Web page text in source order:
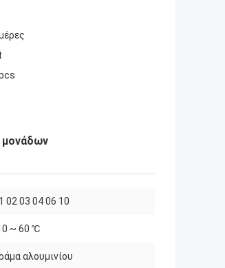
μονάδων
02 03 04 06 10
~ 60 ℃
αλουμινίου